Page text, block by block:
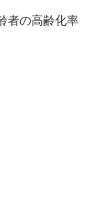
者の高齢化率